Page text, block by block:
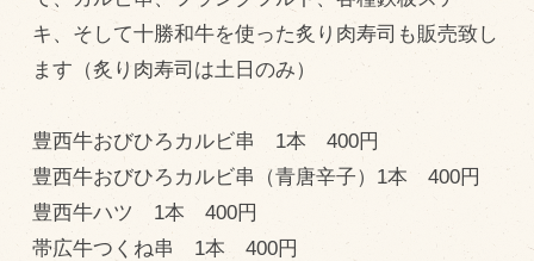
キ、そして十勝和牛を使った炙り肉寿司も販売致し
ます（炙り肉寿司は土日のみ）
豊西牛おびひろカルビ串 1本 400円
豊西牛おびひろカルビ串（青唐辛子）1本 400円
豊西牛ハツ 1本 400円
帯広牛つくね串 1本 400円
ＢtoＢ受発注システム
瑕疵とは
商品のご紹介
豊西牛
厚切ステーキ